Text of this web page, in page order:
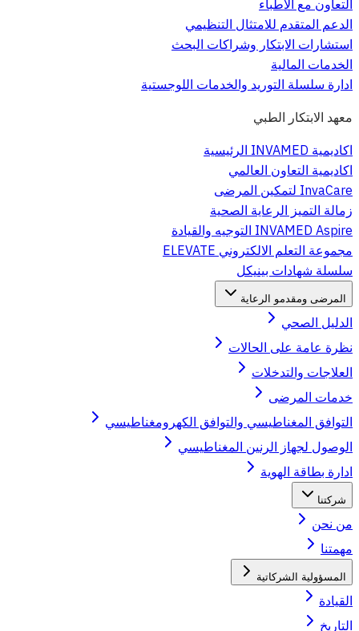
التعاون مع الاطباء
الدعم المتقدم للامتثال التنظيمي
استشارات الابتكار وشراكات البحث
الخدمات المالية
ادارة سلسلة التوريد والخدمات اللوجستية
معهد الابتكار الطبي
اكاديمية INVAMED الرئيسية
اكاديمية التعاون العالمي
InvaCare لتمكين المرضى
زمالة التميز الرعاية الصحية
INVAMED Aspire التوجيه والقيادة
مجموعة التعلم الالكتروني ELEVATE
سلسلة شهادات بينيكل
المرضى ومقدمو الرعاية
الدليل الصحي
نظرة عامة على الحالات
العلاجات والتدخلات
خدمات المرضى
التوافق المغناطيسي والتوافق الكهرومغناطيسي
الوصول لجهاز الرنين المغناطيسي
ادارة بطاقة الهوية
شركتنا
من نحن
مهمتنا
المسؤولية الشركاتية
القيادة
التاريخ